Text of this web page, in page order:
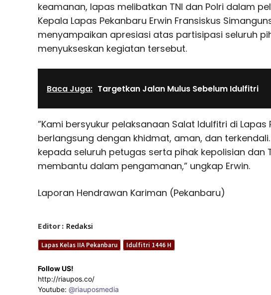
keamanan, lapas melibatkan TNI dan Polri dalam
Kepala Lapas Pekanbaru Erwin Fransiskus
menyampaikan apresiasi atas partisipasi seluruh
menyukseskan kegiatan tersebut.
Baca Juga: Targetkan Jalan Mulus Sebelum Idulfitri
”Kami bersyukur pelaksanaan Salat Idulfitri di
berlangsung dengan khidmat, aman, dan
kepada seluruh petugas serta pihak kepolisian dan
membantu dalam pengamanan,” ungkap Erwin.
Laporan Hendrawan Kariman (Pekanbaru)
Editor : Redaksi
Lapas Kelas IIA Pekanbaru Idulfitri 1446 H
Follow US!
http://riaupos.co/
Youtube: @riauposmedia